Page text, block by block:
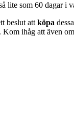
lite som 60 dagar i
beslut att köpa
ihåg att även